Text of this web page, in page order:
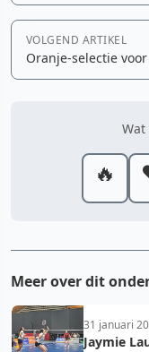
VOLGEND ARTIKEL
Oranje-selectie
🔥
Meer over dit
31 januari
Jaymie